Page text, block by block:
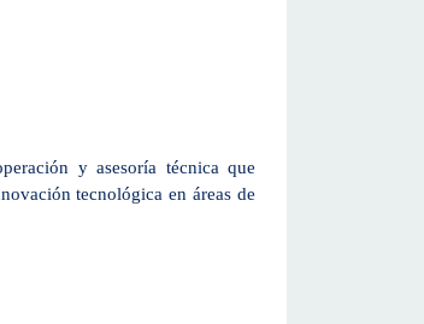
y asesoría técnica que
tecnológica en áreas de